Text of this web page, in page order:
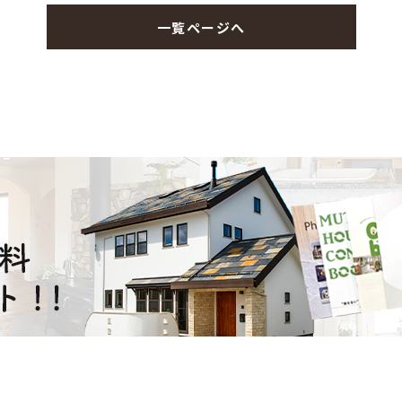
一覧ページへ